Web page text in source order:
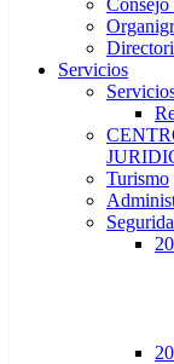
Servicios
Turismo